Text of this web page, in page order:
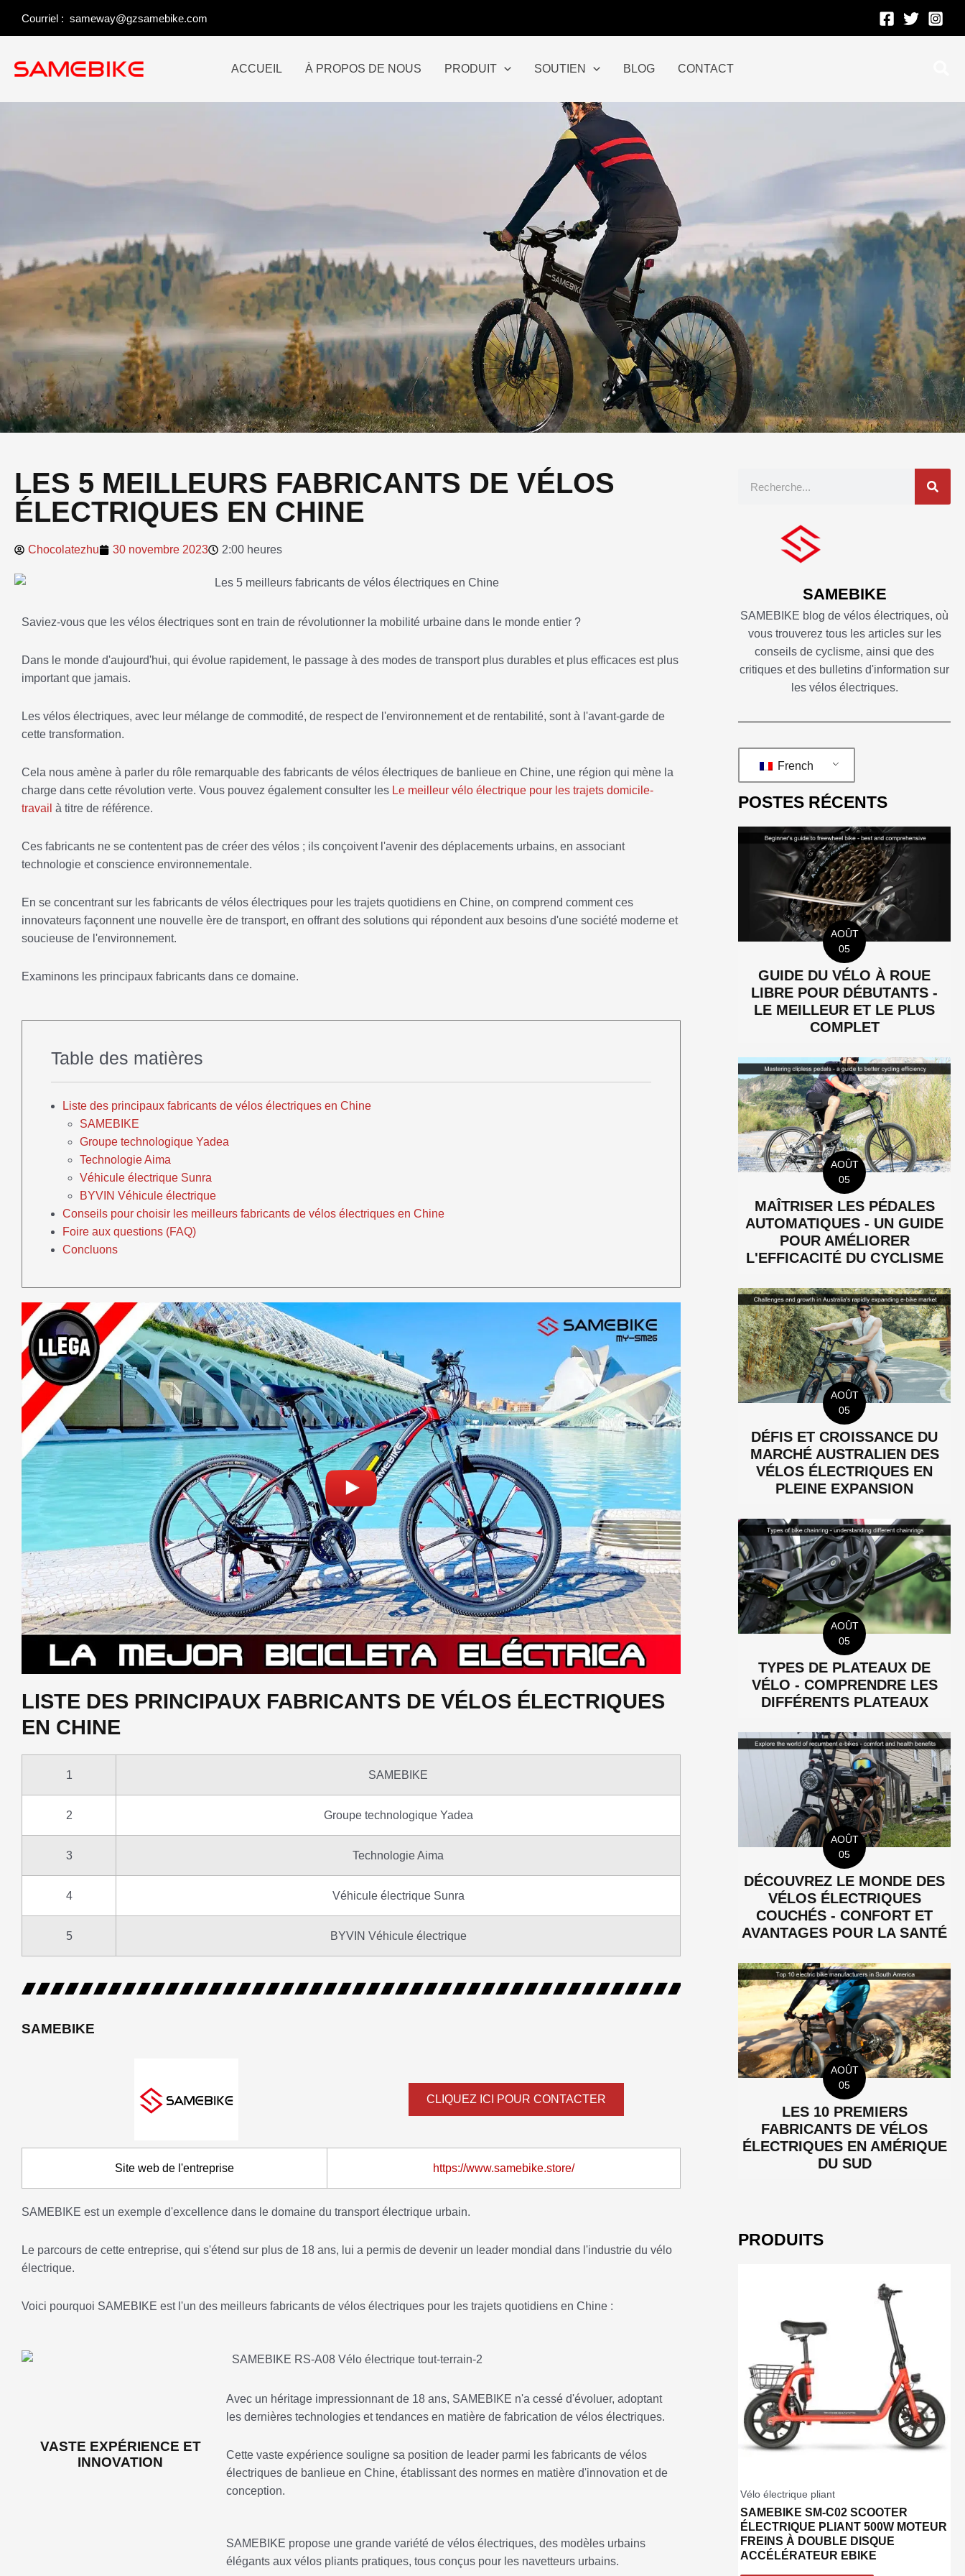
Courriel : sameway@gzsamebike.com
ACCUEIL À PROPOS DE NOUS PRODUIT SOUTIEN BLOG CONTACT
LES 5 MEILLEURS FABRICANTS DE VÉLOS
ÉLECTRIQUES EN CHINE
Chocolatezhu 30 novembre 2023 2:00 heures
Saviez-vous que les vélos électriques sont en train de révolutionner la mobilité urbaine dans le monde entier ?
Dans le monde d'aujourd'hui, qui évolue rapidement, le passage à des modes de transport plus durables et plus efficaces est plus
important que jamais.
Les vélos électriques, avec leur mélange de commodité, de respect de l'environnement et de rentabilité, sont à l'avant-garde de
cette transformation.
Cela nous amène à parler du rôle remarquable des fabricants de vélos électriques de banlieue en Chine, une région qui mène la
charge dans cette révolution verte. Vous pouvez également consulter les Le meilleur vélo électrique pour les trajets domicile-
travail à titre de référence.
Ces fabricants ne se contentent pas de créer des vélos ; ils conçoivent l'avenir des déplacements urbains, en associant
technologie et conscience environnementale.
En se concentrant sur les fabricants de vélos électriques pour les trajets quotidiens en Chine, on comprend comment ces
innovateurs façonnent une nouvelle ère de transport, en offrant des solutions qui répondent aux besoins d'une société moderne et
soucieuse de l'environnement.
Examinons les principaux fabricants dans ce domaine.
Table des matières
Liste des principaux fabricants de vélos électriques en Chine
SAMEBIKE
Groupe technologique Yadea
Technologie Aima
Véhicule électrique Sunra
BYVIN Véhicule électrique
Conseils pour choisir les meilleurs fabricants de vélos électriques en Chine
Foire aux questions (FAQ)
Concluons
LISTE DES PRINCIPAUX FABRICANTS DE VÉLOS ÉLECTRIQUES
EN CHINE
1 SAMEBIKE
2 Groupe technologique Yadea
3 Technologie Aima
4 Véhicule électrique Sunra
5 BYVIN Véhicule électrique
SAMEBIKE
CLIQUEZ ICI POUR CONTACTER
Site web de l'entreprise https://www.samebike.store/
SAMEBIKE est un exemple d'excellence dans le domaine du transport électrique urbain.
Le parcours de cette entreprise, qui s'étend sur plus de 18 ans, lui a permis de devenir un leader mondial dans l'industrie du vélo
électrique.
Voici pourquoi SAMEBIKE est l'un des meilleurs fabricants de vélos électriques pour les trajets quotidiens en Chine :
VASTE EXPÉRIENCE ET
INNOVATION
Avec un héritage impressionnant de 18 ans, SAMEBIKE n'a cessé d'évoluer, adoptant
les dernières technologies et tendances en matière de fabrication de vélos électriques.
Cette vaste expérience souligne sa position de leader parmi les fabricants de vélos
électriques de banlieue en Chine, établissant des normes en matière d'innovation et de
conception.
SAMEBIKE propose une grande variété de vélos électriques, des modèles urbains
élégants aux vélos pliants pratiques, tous conçus pour les navetteurs urbains.
SAMEBIKE
SAMEBIKE blog de vélos électriques, où
vous trouverez tous les articles sur les
conseils de cyclisme, ainsi que des
critiques et des bulletins d'information sur
les vélos électriques.
French
POSTES RÉCENTS
AOÛT
05
GUIDE DU VÉLO À ROUE
LIBRE POUR DÉBUTANTS -
LE MEILLEUR ET LE PLUS
COMPLET
AOÛT
05
MAÎTRISER LES PÉDALES
AUTOMATIQUES - UN GUIDE
POUR AMÉLIORER
L'EFFICACITÉ DU CYCLISME
AOÛT
05
DÉFIS ET CROISSANCE DU
MARCHÉ AUSTRALIEN DES
VÉLOS ÉLECTRIQUES EN
PLEINE EXPANSION
AOÛT
05
TYPES DE PLATEAUX DE
VÉLO - COMPRENDRE LES
DIFFÉRENTS PLATEAUX
AOÛT
05
DÉCOUVREZ LE MONDE DES
VÉLOS ÉLECTRIQUES
COUCHÉS - CONFORT ET
AVANTAGES POUR LA SANTÉ
AOÛT
05
LES 10 PREMIERS
FABRICANTS DE VÉLOS
ÉLECTRIQUES EN AMÉRIQUE
DU SUD
PRODUITS
Vélo électrique pliant
SAMEBIKE SM-C02 SCOOTER
ÉLECTRIQUE PLIANT 500W MOTEUR
FREINS À DOUBLE DISQUE
ACCÉLÉRATEUR EBIKE